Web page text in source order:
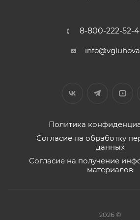
8-800-222-52-
Политика
Согласие на обработку
данных
Согласие на получение
материалов
2026 ©